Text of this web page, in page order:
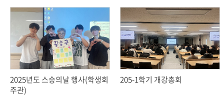
2025년도 스승의날 행사(학생회
주관)
205-1학기 개강총회